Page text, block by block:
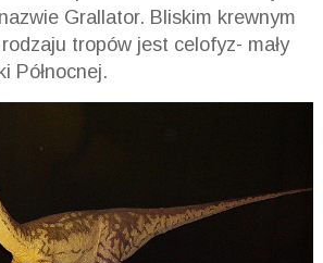
Grallator. Bliskim krewnym
rodzaju tropów jest celofyz- mały
Północnej.